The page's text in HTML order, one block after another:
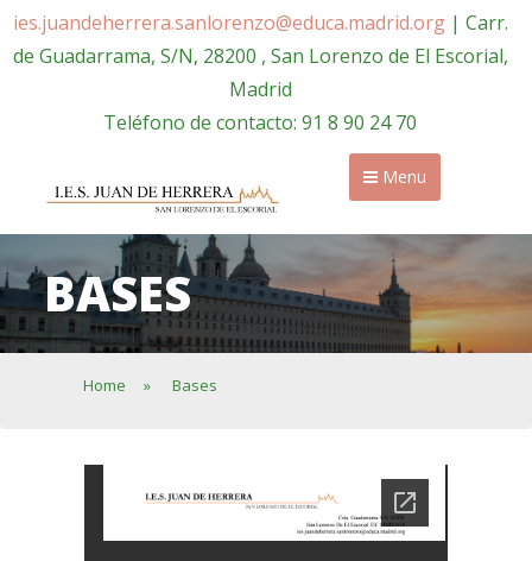
ies.juandeherrera.sanlorenzo@educa.madrid.org| Carr.
de Guadarrama, S/N, 28200 , San Lorenzo de El Escorial,
Madrid
Teléfono de contacto: 91 8 90 24 70
Menu
BASES
Home » Bases